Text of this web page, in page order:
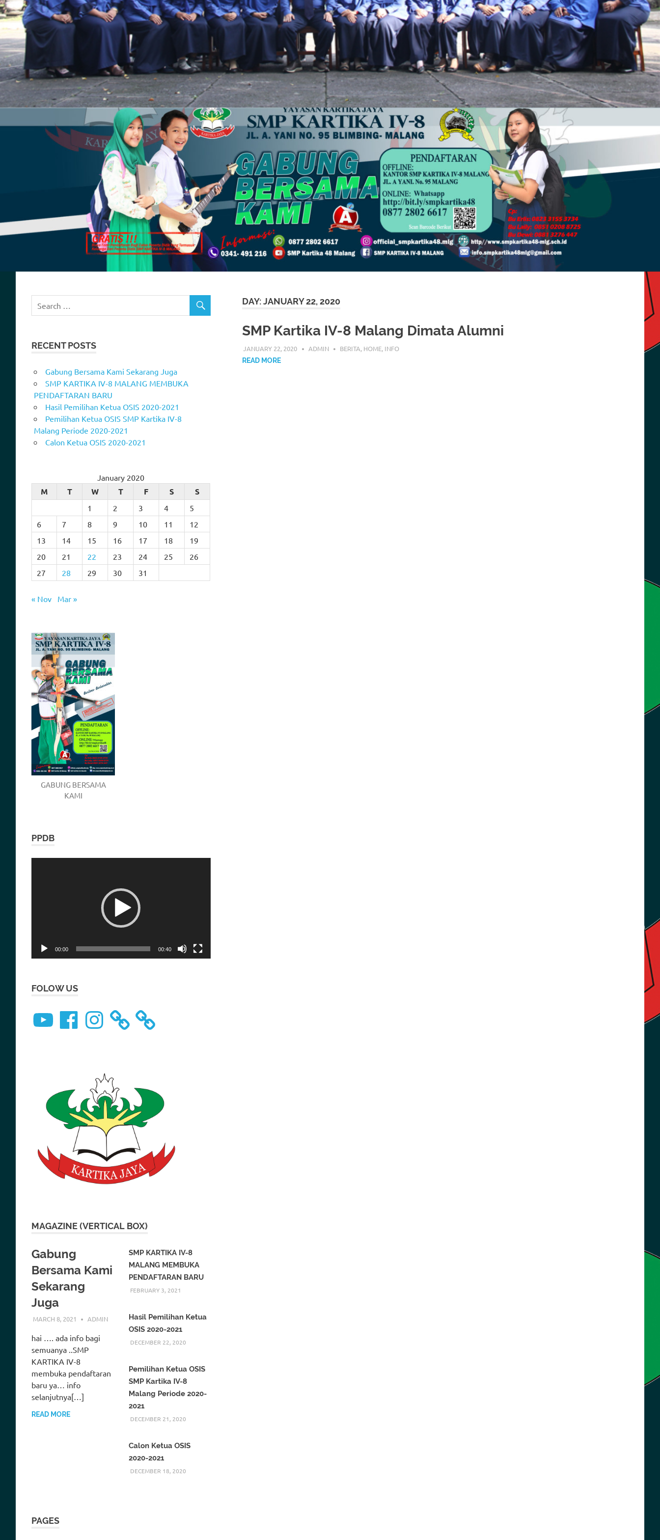
DAY: JANUARY 22, 2020
SMP Kartika IV-8 Malang Dimata Alumni
JANUARY 22, 2020 ADMIN BERITA, HOME, INFO
READ MORE
RECENT POSTS
Gabung Bersama Kami Sekarang Juga
SMP KARTIKA IV-8 MALANG MEMBUKA
PENDAFTARAN BARU
Hasil Pemilihan Ketua OSIS 2020-2021
Pemilihan Ketua OSIS SMP Kartika IV-8
Malang Periode 2020-2021
Calon Ketua OSIS 2020-2021
January 2020
M T W T F S S
1 2 3 4
5
6
7 8 9 10 11
12
13
14 15 16 17 18
19
20
21 22 23 24 25
26
27
28 29 30 31
« Nov Mar »
GABUNG BERSAMA
KAMI
PPDB
00:00 00:40
FOLOW US
YouTubeFacebookInstagram
MAGAZINE (VERTICAL BOX)
Gabung
Bersama Kami
Sekarang
Juga
MARCH 8, 2021 ADMIN
hai …. ada info bagi
semuanya ..SMP
KARTIKA IV-8
membuka pendaftaran
baru ya… info
selanjutnya[…]
READ MORE
SMP KARTIKA IV-8
MALANG MEMBUKA
PENDAFTARAN BARU
FEBRUARY 3, 2021
Hasil Pemilihan Ketua
OSIS 2020-2021
DECEMBER 22, 2020
Pemilihan Ketua OSIS
SMP Kartika IV-8
Malang Periode 2020-
2021
DECEMBER 21, 2020
Calon Ketua OSIS
2020-2021
DECEMBER 18, 2020
PAGES